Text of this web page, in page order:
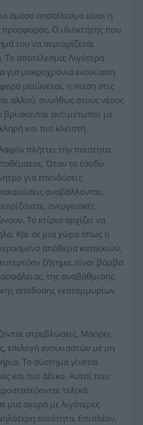
άμεσο αποτέλεσμα είναι η
Ο ιδιοκτήτης που
του να περιορίζεται
Το αποτέλεσμα; Λιγότερα
για μακροχρόνια ενοικίαση.
μειώνεται, η πίεση στις
αλλού, συνήθως στους νέους
βρίσκονται αντιμέτωποι με
και πιο κλειστή.
πλήττει την ποιότητα
Όταν το έσοδο
για επενδύσεις
αναβάλλονται,
ενεργειακές
Το κτίριο αρχίζει να
Και σε μια χώρα όπως η
απόθεμα κατοικιών,
ζήτημα, είναι βόμβα
της αναβάθμισης
απόδοσης εκατομμυρίων
στρεβλώσεις. Μαύρες
επιλογή ενοικιαστών με μη
Το σύστημα γίνεται
και πιο άδικο. Αυτοί που
τελικά
μια αγορά με λιγότερες
ποιότητα. Επιπλέον,